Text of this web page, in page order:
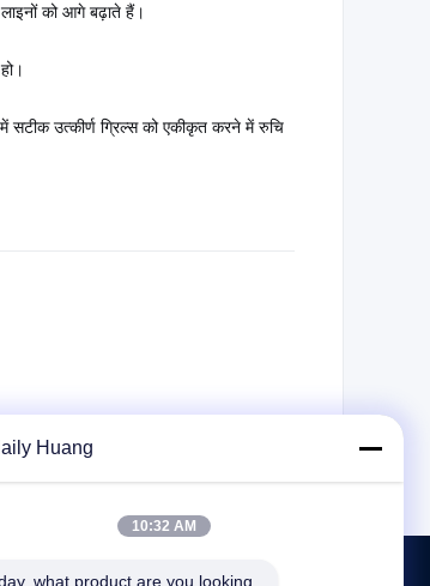
को आगे बढ़ाते हैं।
सटीक उत्कीर्ण ग्रिल्स को एकीकृत करने में रुचि
Huang
10:32 AM
what product are you looking